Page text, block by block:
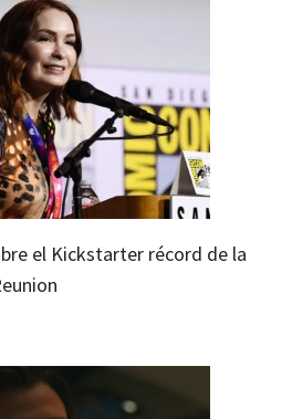
el Kickstarter récord de la